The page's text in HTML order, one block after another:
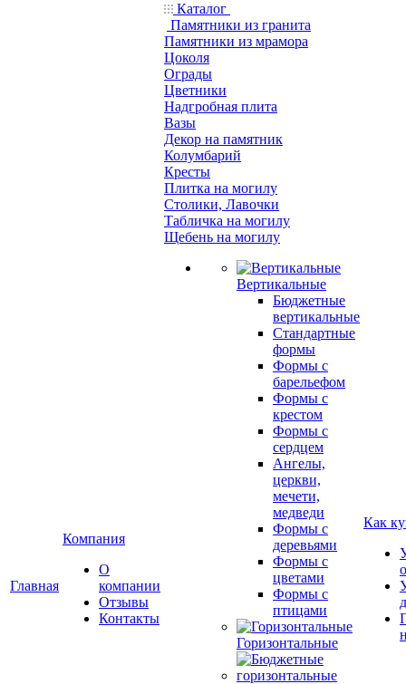
Главная
Компания
О
компании
Отзывы
Контакты
Каталог
Памятники из гранита
Памятники из мрамора
Цоколя
Ограды
Цветники
Надгробная плита
Вазы
Декор на памятник
Колумбарий
Кресты
Плитка на могилу
Столики, Лавочки
Табличка на могилу
Щебень на могилу
Вертикальные
Бюджетные
вертикальные
Стандартные
формы
Формы с
барельефом
Формы с
крестом
Формы с
сердцем
Ангелы,
церкви,
мечети,
медведи
Формы с
деревьями
Формы с
цветами
Формы с
птицами
Горизонтальные
Как